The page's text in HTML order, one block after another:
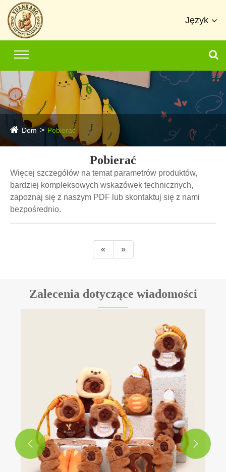
Język
Dom Pobierać
Pobierać
Więcej szczegółów na temat parametrów produktów,
bardziej kompleksowych wskazówek technicznych,
zapoznaj się z naszym PDF lub skontaktuj się z nami
bezpośrednio.
« »
Zalecenia dotyczące wiadomości
 